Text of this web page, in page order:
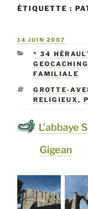
ÉTIQUETTE :
PUBLIÉ
14 JUIN 2007
CATÉGORIES
* 34
FAMILIALE
ÉTIQUETTES
GROTTE-
RELIGIEUX,
L’abbaye
Gigean